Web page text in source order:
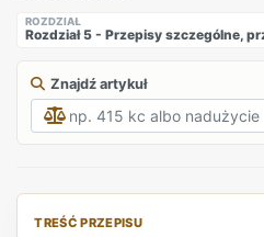
ROZDZIAŁ
Rozdział 5 - Przepisy szczególne,
Znajdź artykuł
TREŚĆ PRZEPISU